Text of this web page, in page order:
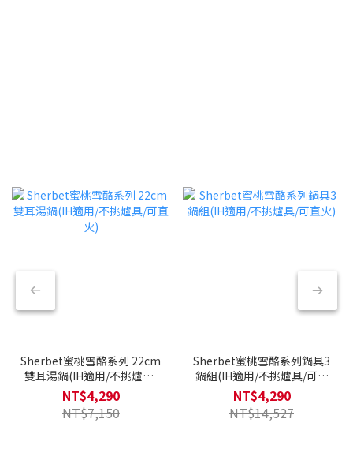
Sherbet蜜桃雪酪系列 22cm
雙耳湯鍋(IH適用/不挑爐具/
可直火)
NT$4,290
NT$7,150
Sherbet蜜桃雪酪系列鍋具3
鍋組(IH適用/不挑爐具/可直
火)
NT$4,290
NT$14,527